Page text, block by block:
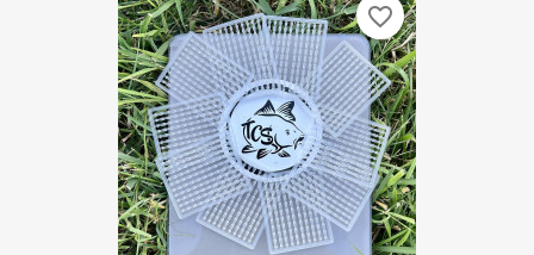
favorite_border